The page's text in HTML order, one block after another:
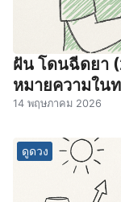
ฝัน โดนฉีดยา
หมายความใน
14 พฤษภาคม 2026
ดูดวง